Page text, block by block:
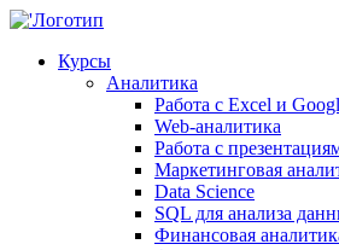
Курсы
Аналитика
Работа с Excel и
Web-аналитика
Работа с
Маркетинговая
Data Science
SQL для анализа
Финансовая